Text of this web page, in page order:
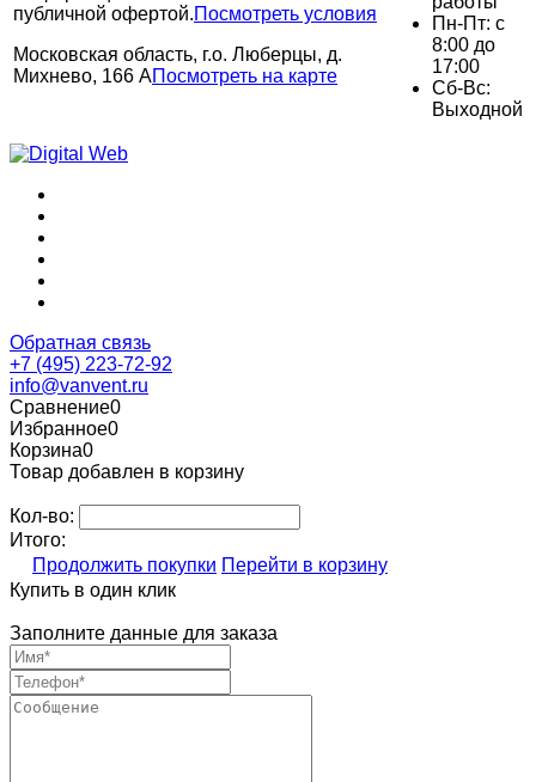
публичной офертой.Посмотреть условия
Московская область, г.о. Люберцы, д.
Михнево, 166 АПосмотреть на карте
Пн-Пт: с
8:00 до
17:00
Сб-Вс:
Выходной
Обратная связь
+7 (495) 223-72-92
info@vanvent.ru
Сравнение0
Избранное0
Корзина0
Товар добавлен в корзину
Кол-во:
Итого:
Продолжить покупки Перейти в корзину
Купить в один клик
Заполните данные для заказа